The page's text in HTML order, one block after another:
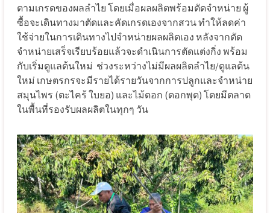
ตามเกรดของผลลำไย โดยเมื่อผลผลิตพร้อมตัดจำหน่าย ผู้
ซื้อจะเดินทางมาตัดและคัดเกรดเองจากสวน ทำให้ลดค่า
ใช้จ่ายในการเดินทางไปจำหน่ายผลผลิตเอง หลังจากตัด
จำหน่ายเสร็จเรียบร้อยแล้วจะดำเนินการตัดแต่งกิ่ง พร้อม
กับเริ่มดูแลต้นใหม่ ช่วงระหว่างไม่มีผลผลิตลำไย/ดูแลต้น
ใหม่ เกษตรกรจะมีรายได้รายวันจากการปลูกและจำหน่าย
สมุนไพร (ตะไคร้ ใบยอ) และไม้ดอก (ดอกพุด) โดยมีตลาด
ในพื้นที่รองรับผลผลิตในทุกๆ วัน